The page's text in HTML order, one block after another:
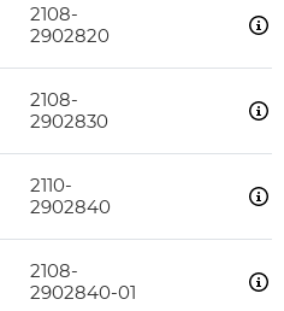
2108-
2902820
2108-
2902830
2110-
2902840
2108-
2902840-01